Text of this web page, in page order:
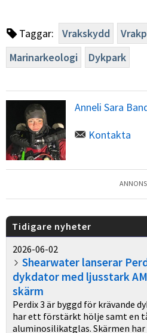
Taggar: Vrakskydd
Marinarkeologi
Dykpark
Anneli Sara
Kontakta
ANNONS
Tidigare nyheter
2026-06-02
Shearwater lanserar
dykdator med ljusstark
skärm
Perdix 3 är byggd för krävande
har ett förstärkt hölje samt en
aluminosilikatglas. Skärmen